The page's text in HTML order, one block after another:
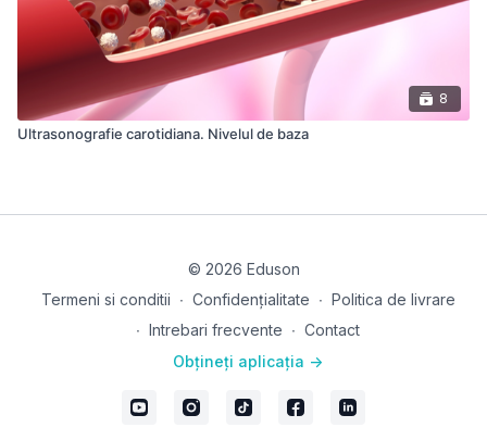
8
Ultrasonografie carotidiana. Nivelul de baza
© 2026 Eduson
Termeni si conditii ∙ Confidențialitate ∙ Politica de livrare
∙ Intrebari frecvente ∙ Contact
Obțineți aplicația ->